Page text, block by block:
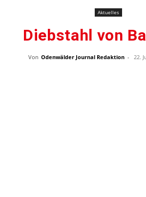
Aktuelles
Diebstahl von
Von Odenwälder Journal Redaktion - 22.